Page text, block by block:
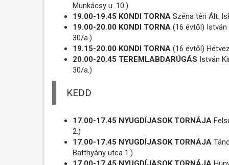
Munkácsy u .10.)
19.00-19.45 KONDI TORNA Széna téri Ált.
19.00-20.00 KONDI TORNA (16 évtől) István
30/a.)
19.15-20.00 KONDI TORNA (16 évtől)
20.00-20.45 TEREMLABDARÚGÁS István
30/a.)
KEDD
17.00-17.45 NYUGDÍJASOK TORNÁJA
2.)
17.00-17.45 NYUGDÍJASOK TORNÁJA
Batthyány utca 1.)